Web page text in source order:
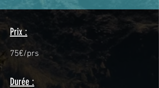
Prix :
75€/prs
Durée :